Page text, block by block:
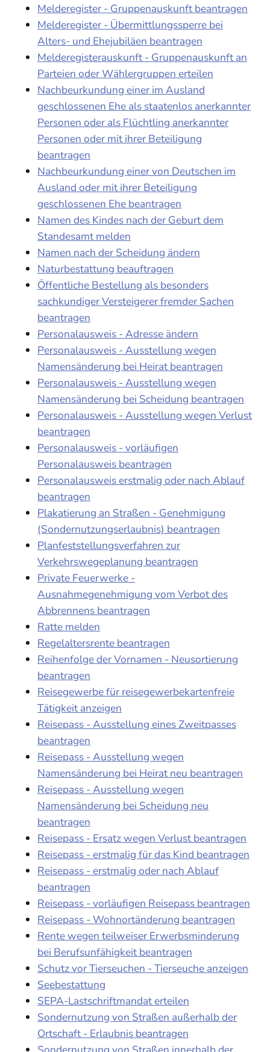
Melderegister - Gruppenauskunft beantragen
Melderegister - Übermittlungssperre bei
Alters- und Ehejubiläen beantragen
Melderegisterauskunft - Gruppenauskunft an
Parteien oder Wählergruppen erteilen
Nachbeurkundung einer im Ausland
geschlossenen Ehe als staatenlos anerkannter
Personen oder als Flüchtling anerkannter
Personen oder mit ihrer Beteiligung
beantragen
Nachbeurkundung einer von Deutschen im
Ausland oder mit ihrer Beteiligung
geschlossenen Ehe beantragen
Namen des Kindes nach der Geburt dem
Standesamt melden
Namen nach der Scheidung ändern
Naturbestattung beauftragen
Öffentliche Bestellung als besonders
sachkundiger Versteigerer fremder Sachen
beantragen
Personalausweis - Adresse ändern
Personalausweis - Ausstellung wegen
Namensänderung bei Heirat beantragen
Personalausweis - Ausstellung wegen
Namensänderung bei Scheidung beantragen
Personalausweis - Ausstellung wegen Verlust
beantragen
Personalausweis - vorläufigen
Personalausweis beantragen
Personalausweis erstmalig oder nach Ablauf
beantragen
Plakatierung an Straßen - Genehmigung
(Sondernutzungserlaubnis) beantragen
Planfeststellungsverfahren zur
Verkehrswegeplanung beantragen
Private Feuerwerke -
Ausnahmegenehmigung vom Verbot des
Abbrennens beantragen
Ratte melden
Regelaltersrente beantragen
Reihenfolge der Vornamen - Neusortierung
beantragen
Reisegewerbe für reisegewerbekartenfreie
Tätigkeit anzeigen
Reisepass - Ausstellung eines Zweitpasses
beantragen
Reisepass - Ausstellung wegen
Namensänderung bei Heirat neu beantragen
Reisepass - Ausstellung wegen
Namensänderung bei Scheidung neu
beantragen
Reisepass - Ersatz wegen Verlust beantragen
Reisepass - erstmalig für das Kind beantragen
Reisepass - erstmalig oder nach Ablauf
beantragen
Reisepass - vorläufigen Reisepass beantragen
Reisepass - Wohnortänderung beantragen
Rente wegen teilweiser Erwerbsminderung
bei Berufsunfähigkeit beantragen
Schutz vor Tierseuchen - Tierseuche anzeigen
Seebestattung
SEPA-Lastschriftmandat erteilen
Sondernutzung von Straßen außerhalb der
Ortschaft - Erlaubnis beantragen